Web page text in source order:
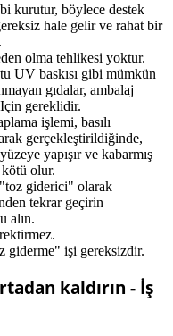
kurutur, böylece destek
hale gelir ve rahat bir
olma tehlikesi yoktur.
UV baskısı gibi mümkün
gıdalar, ambalaj
gereklidir.
işlemi, basılı
gerçekleştirildiğinde,
yapışır ve kabarmış
kötü olur.
giderici" olarak
tekrar geçirin
alın.
giderme" işi gereksizdir.
kaldırın - İş